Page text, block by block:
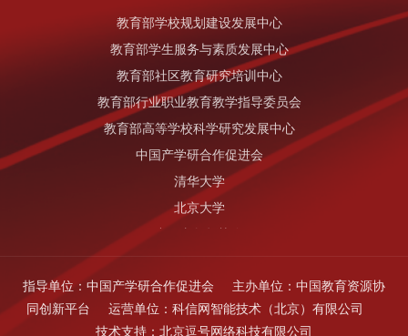
中国工程院
中华全国总工会
国家开发银行
国家自然科学基金委员会
教育部学校规划建设发展中心
教育部学生服务与素质发展中心
教育部社区教育研究培训中心
教育部行业职业教育教学指导委员会
教育部高等学校科学研究发展中心
中国产学研合作促进会
清华大学
北京大学
北京科技大学
南昌大学
指导单位： 中国产学研合作促进会 主办单位： 中国教育资源协
同创新平台 运营单位： 科信网智能技术（北京）有限公司
技术支持： 北京逗号网络科技有限公司